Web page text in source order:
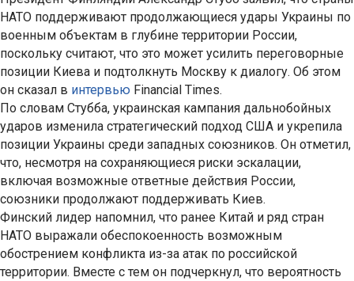
НАТО поддерживают продолжающиеся удары Украины по
военным объектам в глубине территории России,
поскольку считают, что это может усилить переговорные
позиции Киева и подтолкнуть Москву к диалогу. Об этом
он сказал в интервью Financial Times.
По словам Стубба, украинская кампания дальнобойных
ударов изменила стратегический подход США и укрепила
позиции Украины среди западных союзников. Он отметил,
что, несмотря на сохраняющиеся риски эскалации,
включая возможные ответные действия России,
союзники продолжают поддерживать Киев.
Финский лидер напомнил, что ранее Китай и ряд стран
НАТО выражали обеспокоенность возможным
обострением конфликта из-за атак по российской
территории. Вместе с тем он подчеркнул, что вероятность